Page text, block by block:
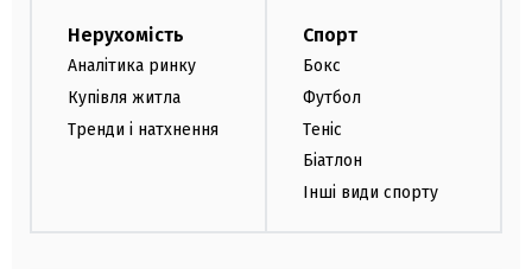
Нерухомість
Аналітика ринку
Купівля житла
Тренди і натхнення
Спорт
Бокс
Футбол
Теніс
Біатлон
Інші види спорту